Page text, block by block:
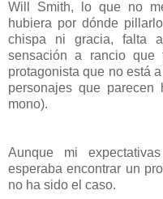
Will Smith, lo que no
hubiera por dónde
chispa ni gracia, falta
sensación a rancio que
protagonista que no está
personajes que parecen
mono).
Aunque mi
esperaba encontrar un
no ha sido el caso.